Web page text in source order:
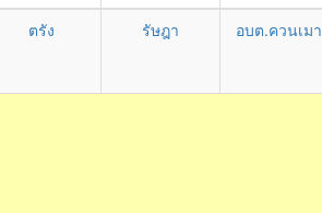
ตรัง รัษฎา อบต.ควนเมา